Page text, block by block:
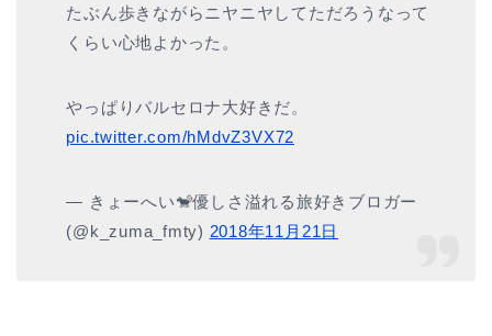
たぶん歩きながらニヤニヤしてただろうなって
くらい心地よかった。
やっぱりバルセロナ大好きだ。
pic.twitter.com/hMdvZ3VX72
— きょーへい🐒優しさ溢れる旅好きブロガー
(@k_zuma_fmty) 2018年11月21日